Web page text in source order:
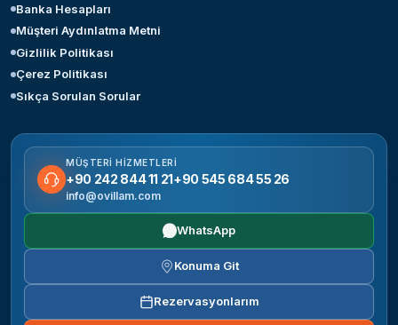
Banka Hesapları
Müşteri Aydınlatma Metni
Gizlilik Politikası
Çerez Politikası
Sıkça Sorulan Sorular
MÜŞTERI HIZMETLERI
+90 242 844 11 21+90 545 684 55 26
info@ovillam.com
WhatsApp
Konuma Git
Rezervasyonlarım